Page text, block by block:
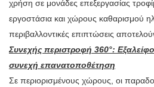
χρήση σε μονάδες επεξεργασίας
εργοστάσια και χώρους καθαρισμού
περιβαλλοντικές επιπτώσεις
Συνεχής περιστροφή 360°:
συνεχή επανατοποθέτηση
Σε περιορισμένους χώρους, οι